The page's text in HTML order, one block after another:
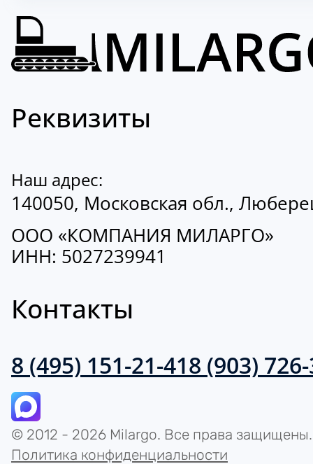
Реквизиты
Наш адрес:
140050, Московская обл.,
ООО «КОМПАНИЯ МИЛАРГО»
ИНН: 5027239941
Контакты
8 (495) 151-21-418 (903)
© 2012 - 2026 Milargo. Все права защищены.
Политика конфиденциальности